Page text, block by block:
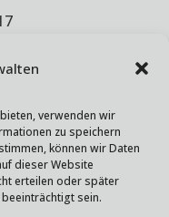
verwenden wir
zu speichern
können wir Daten
dieser Website
erteilen oder später
sein.
17.00